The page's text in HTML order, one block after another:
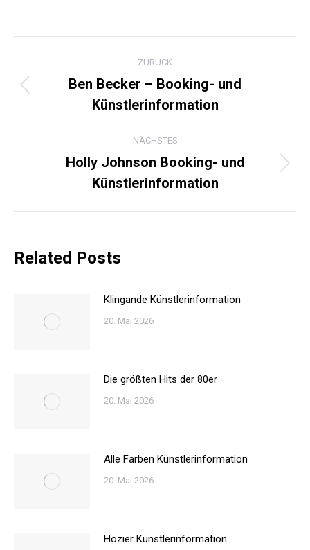
ZURÜCK
Vorheriger
Beitrag:
Ben Becker – Booking- und
Künstlerinformation
NÄCHSTES
Beitrag:
Holly Johnson Booking- und
Künstlerinformation
Related Posts
Klingande Künstlerinformation
20. Mai 2026
Die größten Hits der 80er
20. Mai 2026
Alle Farben Künstlerinformation
20. Mai 2026
Hozier Künstlerinformation